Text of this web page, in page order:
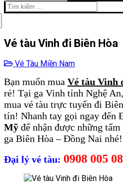
Tìm
kiếm
Vé tàu Vinh đi Biên Hòa
Vé Tàu Miền Nam
Bạn muốn mua Vé tàu Vinh
rẻ! Tại ga Vinh tỉnh Nghệ
mua vé tàu trực tuyến đi
tín! Nhanh tay gọi ngay đến
Mỹ để nhận được những
ga Biên Hòa – Đồng Nai nhé!
Đại lý vé tàu: 0908 005